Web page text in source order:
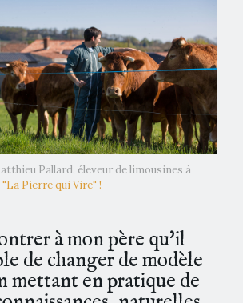
Pallard, éleveur de limousines à
"La Pierre qui Vire" !
à mon père qu'il
de changer de modèle
mettant en pratique de